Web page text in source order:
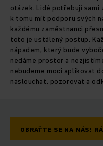
otázek. Lidé potřebují
k tomu mít podporu svých
každému zaměstnanci
toto je ustálený postup.
nápadem, který bude
nedáme prostor a
nebudeme moci aplikovat
naslouchat, pozorovat a
OBRAŤTE SE NA NÁS!